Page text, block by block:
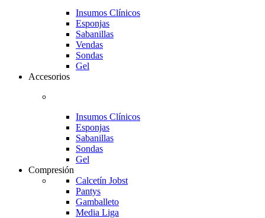
Insumos Clínicos
Esponjas
Sabanillas
Vendas
Sondas
Gel
Accesorios
Insumos Clínicos
Esponjas
Sabanillas
Sondas
Gel
Compresión
Calcetín Jobst
Pantys
Gamballeto
Media Liga